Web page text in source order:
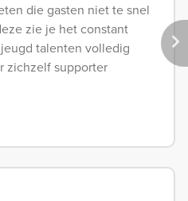
die gasten niet te snel
zie je het constant
talenten volledig
zichzelf supporter